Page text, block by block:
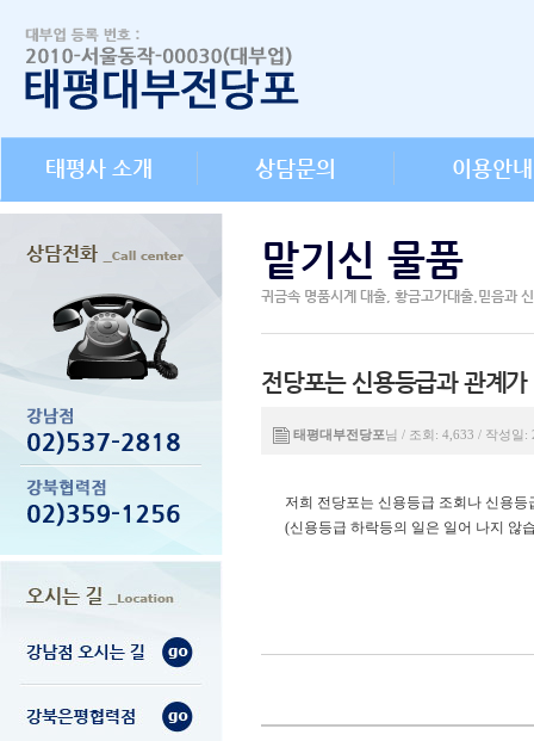
태평사 소개 상담문의 이용안내
맡기신 물품
귀금속 명품시계 대출, 황금고가대출.믿음과
전당포는 신용등급과 관계가
태평대부전당포님 / 조회: 4,633 / 작성일:
저희 전당포는 신용등급 조회나 신용
(신용등급 하락등의 일은 일어 나지 않